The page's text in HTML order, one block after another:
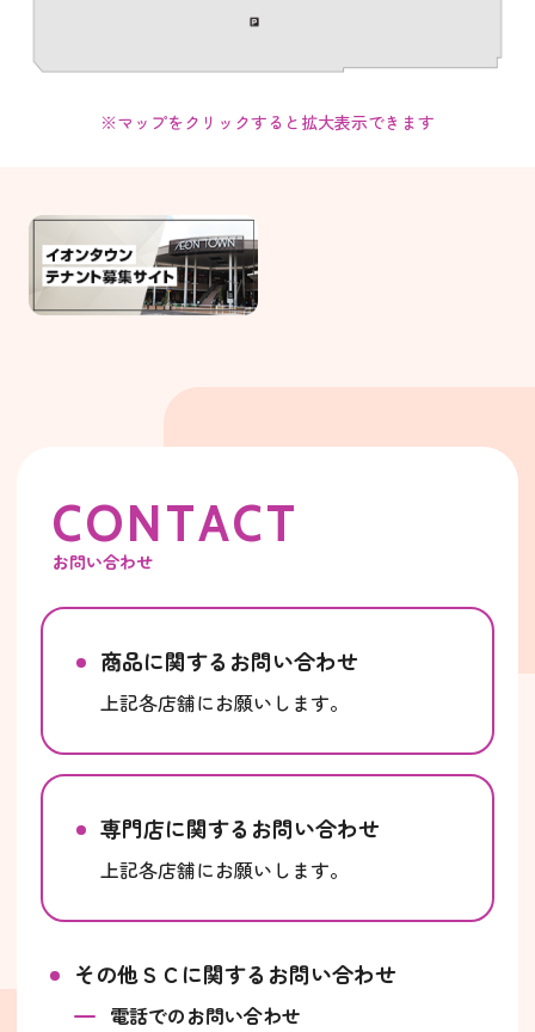
※マップをクリックすると拡大表示できます
CONTACT
お問い合わせ
商品に関するお問い合わせ
上記各店舗にお願いします。
専門店に関するお問い合わせ
上記各店舗にお願いします。
その他ＳＣに関するお問い合わせ
電話でのお問い合わせ